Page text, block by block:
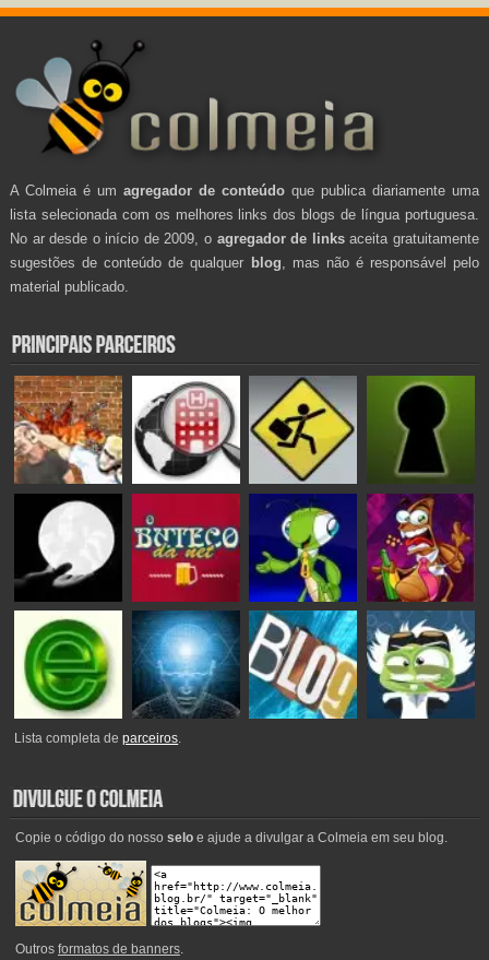
A Colmeia é um agregador de conteúdo que publica diariamente uma
lista selecionada com os melhores links dos blogs de língua portuguesa.
No ar desde o início de 2009, o agregador de linksaceita gratuitamente
sugestões de conteúdo de qualquer blog , mas não é responsável pelo
material publicado.
Lista completa deparceiros.
Copie o código do nosso seloe ajude a divulgar a Colmeia em seu blog.
Outros formatos de banners.